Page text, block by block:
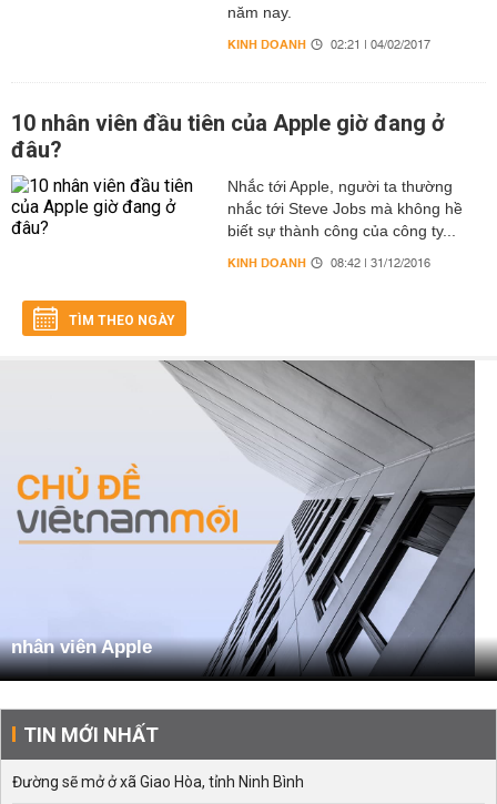
năm nay.
KINH DOANH 02:21 | 04/02/2017
10 nhân viên đầu tiên của Apple giờ đang ở
đâu?
Nhắc tới Apple, người ta thường
nhắc tới Steve Jobs mà không hề
biết sự thành công của công ty...
KINH DOANH 08:42 | 31/12/2016
TÌM THEO NGÀY
nhân viên Apple
TIN MỚI NHẤT
Đường sẽ mở ở xã Giao Hòa, tỉnh Ninh Bình